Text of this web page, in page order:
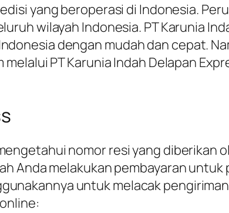
yang beroperasi di Indonesia.
wilayah Indonesia. PT Karunia
dengan mudah dan cepat.
PT Karunia Indah Delapan
nomor resi yang diberikan
Anda melakukan pembayaran untuk
untuk melacak